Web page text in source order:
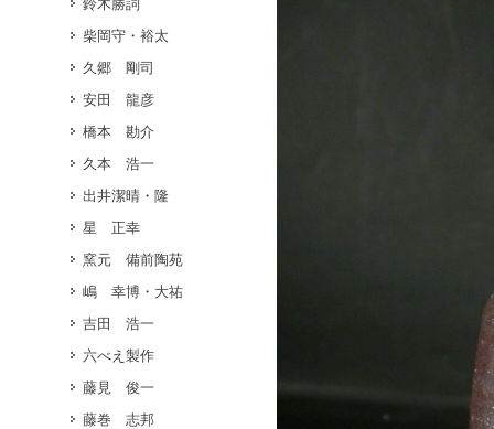
鈴木勝詞
柴岡守・裕太
久郷 剛司
安田 龍彦
橋本 勘介
久本 浩一
出井潔晴・隆
星 正幸
窯元 備前陶苑
嶋 幸博・大祐
吉田 浩一
六べえ製作
藤見 俊一
藤巻 志邦